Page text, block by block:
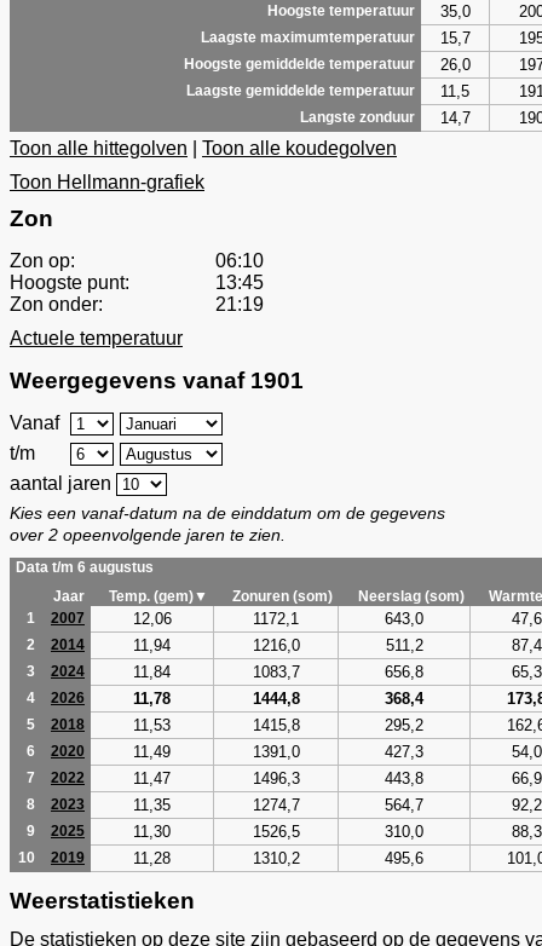
Hoogste temperatuur
35,0
Laagste maximumtemperatuur 15,7
Hoogste gemiddelde temperatuur 26,0
Laagste gemiddelde temperatuur 11,5
Langste zonduur 14,7
Toon alle hittegolven
Toon alle koudegolven
Toon Hellmann-grafiek
Zon
Zon op:
06:10
Hoogste punt:
13:45
Zon onder:
21:19
Actuele temperatuur
Weergegevens vanaf 1901
Vanaf
t/m
aantal jaren
Kies een vanaf-datum na de einddatum om de gegevens
over 2 opeenvolgende jaren te zien.
Data t/m 6 augustus
Jaar
Temp. (gem)▼ Zonuren (som) Neerslag (som)
1
2007 12,06 1172,1 643,0 47,6
2 2014 11,94 1216,0 511,2 87,4
3 2024 11,84 1083,7 656,8 65,3
4 2026 11,78 1444,8 368,4
5 2018 11,53 1415,8 295,2
6 2020 11,49 1391,0 427,3 54,0
7 2022 11,47 1496,3 443,8 66,9
8 2023 11,35 1274,7 564,7 92,2
9 2025 11,30 1526,5 310,0 88,3
10 2019 11,28 1310,2 495,6
Weerstatistieken
De statistieken op deze site zijn gebaseerd op de gegevens